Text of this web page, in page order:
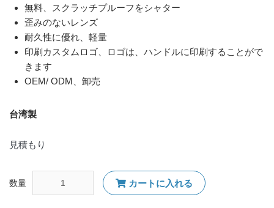
無料、スクラッチプルーフをシャター
歪みのないレンズ
耐久性に優れ、軽量
印刷カスタムロゴ、ロゴは、ハンドルに印刷することがで
きます
OEM/ ODM、卸売
台湾製
見積もり
数量 カートに入れる